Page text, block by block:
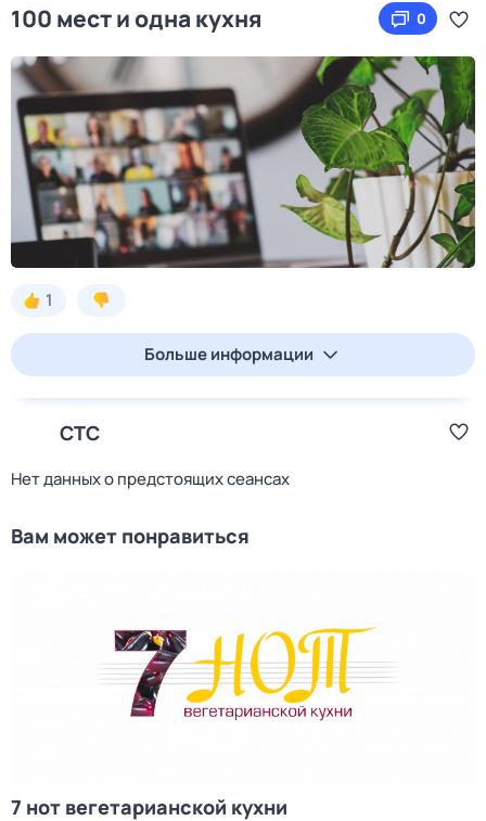
100 мест и одна кухня 0
1
Больше информации
СТС
Нет данных о предстоящих сеансах
Вам может понравиться
7 нот вегетарианской кухни